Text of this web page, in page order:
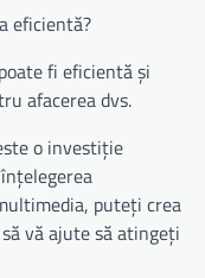
eficientă?
fi eficientă și
afacerea dvs.
o investiție
puteți crea
vă ajute să atingeți